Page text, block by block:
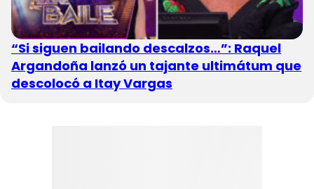
“Si siguen bailando descalzos…”: Raquel
Argandoña lanzó un tajante ultimátum que
descolocó a Itay Vargas